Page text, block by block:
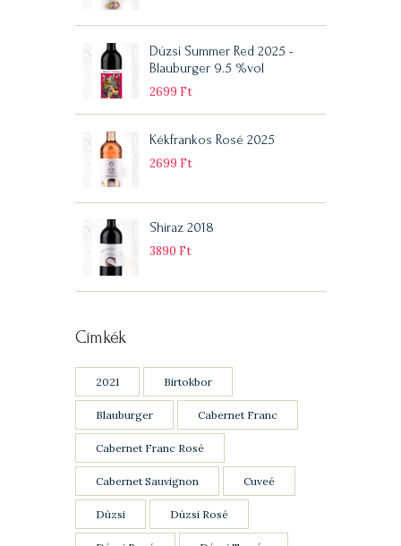
Dúzsi Summer Red 2025 -
Blauburger 9.5 %vol
2699 Ft
Kékfrankos Rosé 2025
2699 Ft
Shiraz 2018
3890 Ft
Címkék
2021 Birtokbor
Blauburger Cabernet Franc
Cabernet Franc Rosé
Cabernet Sauvignon Cuveé
Dúzsi Dúzsi Rosé